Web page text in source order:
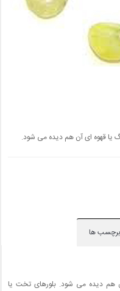
برچسب ها
هم دیده می شود. بلورهای تخت یا